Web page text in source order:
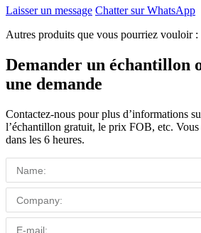
Laisser un message Chatter sur WhatsApp
Autres produits que vous pourriez vouloir :
Demander un échantillon
une demande
Contactez-nous pour plus d’informations
l’échantillon gratuit, le prix FOB, etc. Vous
dans les 6 heures.